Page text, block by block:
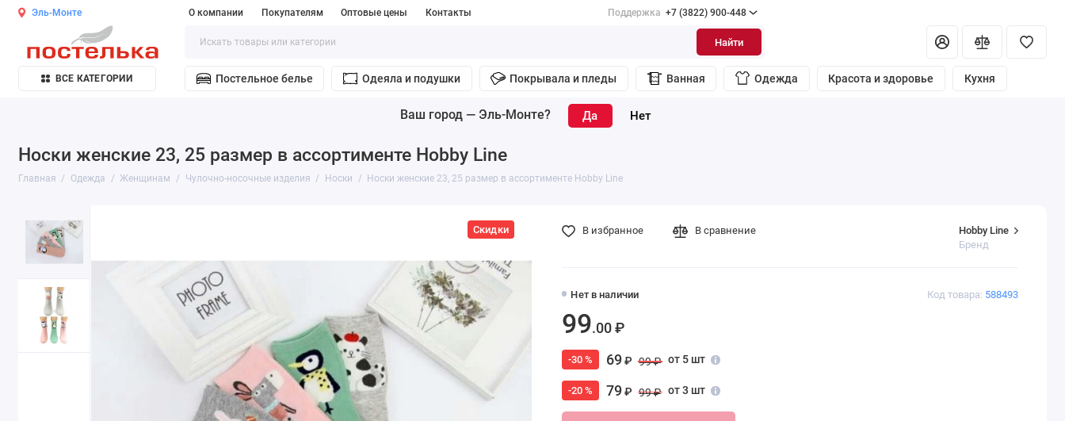
Эль-Монте О компании Покупателям Оптовые цены Контакты Поддержка +7 (3822) 900-448
Найти
ВСЕ КАТЕГОРИИ Постельное белье Одеяла и подушки Покрывала и пледы Ванная Одежда Красота и здоровье Кухня
Ваш город — Эль-Монте?
Носки женские 23, 25 размер в ассортименте Hobby Line
Главная Одежда Женщинам Чулочно-носочные изделия Носки Носки женские 23, 25 размер в ассортименте Hobby Line
Скидки
Код товара: 588493
Hobby Line
Бренд
Нет в наличии
99.00 ₽
-30 % 69₽ 99 ₽ от 5 шт
-20 % 79₽ 99 ₽ от 3 шт
В избранное В сравнение